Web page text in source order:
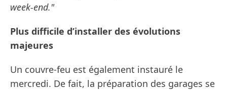
week-end."
Plus difficile d’installer des évolutions
majeures
Un couvre-feu est également instauré le
mercredi. De fait, la préparation des garages se